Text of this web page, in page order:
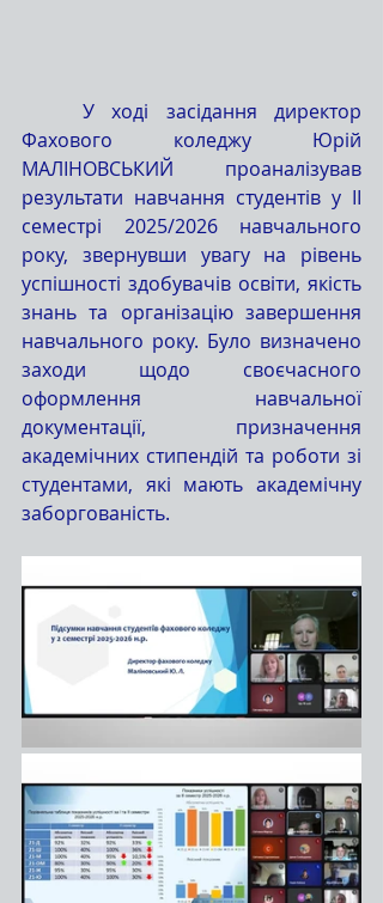
Фахового коледжу Юрій
МАЛІНОВСЬКИЙ проаналізував
результати навчання студентів у ІІ
семестрі 2025/2026 навчального
року, звернувши увагу на рівень
успішності здобувачів освіти, якість
знань та організацію завершення
навчального року. Було визначено
заходи щодо своєчасного
оформлення навчальної
документації, призначення
академічних стипендій та роботи зі
студентами, які мають академічну
заборгованість.